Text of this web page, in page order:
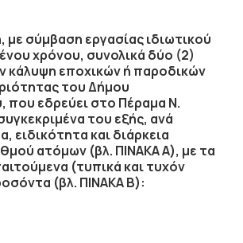
σύμβαση εργασίας ιδιωτικού
χρόνου, συνολικά δύο (2)
κάλυψη εποχικών ή παροδικών
του Δήμου
εδρεύει στο Πέραμα Ν.
του εξής, ανά
ειδικότητα και διάρκεια
ατόμων (βλ. ΠΙΝΑΚΑ Α), με τα
(τυπικά και τυχόν
(βλ. ΠΙΝΑΚΑ Β):